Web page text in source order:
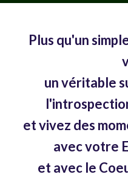
Plus qu'un
un véritable
et vivez des
avec votre
et avec le